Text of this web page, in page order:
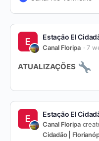
Estação EI
Canal Floripa 7
ATUALIZAÇÕES
Estação EI
Canal Floripa
Cidadão |